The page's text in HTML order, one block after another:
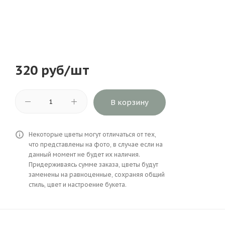
320 руб/шт
В корзину
Некоторые цветы могут отличаться от тех,
что представлены на фото, в случае если на
данный момент не будет их наличия.
Придерживаясь сумме заказа, цветы будут
заменены на равноценные, сохраняя общий
стиль, цвет и настроение букета.